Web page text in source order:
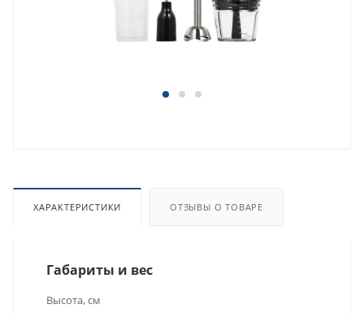
ХАРАКТЕРИСТИКИ ОТЗЫВЫ О ТОВАРЕ
Габариты и вес
Высота, см